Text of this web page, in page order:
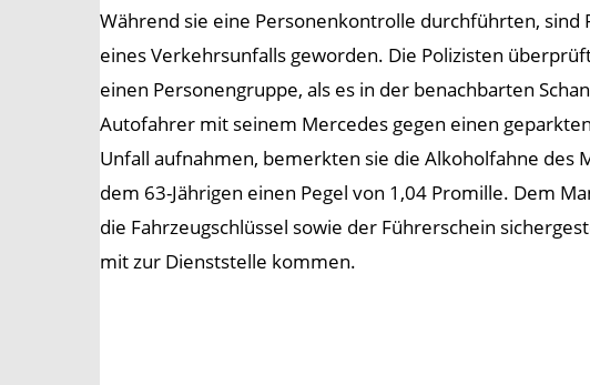
Während sie eine Personenkontrolle durchführten, sind
eines Verkehrsunfalls geworden. Die Polizisten
einen Personengruppe, als es in der benachbarten
Autofahrer mit seinem Mercedes gegen einen
Unfall aufnahmen, bemerkten sie die Alkoholfahne des
dem 63-Jährigen einen Pegel von 1,04 Promille. Dem
die Fahrzeugschlüssel sowie der Führerschein
mit zur Dienststelle kommen.